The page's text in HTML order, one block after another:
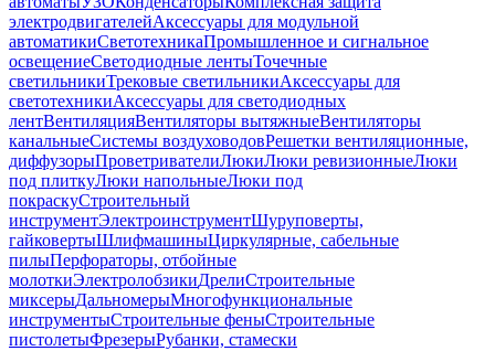
электродвигателейАксессуары для модульной
автоматикиСветотехникаПромышленное и сигнальное
освещениеСветодиодные лентыТочечные
светильникиТрековые светильникиАксессуары для
светотехникиАксессуары для светодиодных
лентВентиляцияВентиляторы вытяжныеВентиляторы
канальныеСистемы воздуховодовРешетки вентиляционные,
диффузорыПроветривателиЛюкиЛюки ревизионныеЛюки
под плиткуЛюки напольныеЛюки под
покраскуСтроительный
инструментЭлектроинструментШуруповерты,
гайковертыШлифмашиныЦиркулярные, сабельные
пилыПерфораторы, отбойные
молоткиЭлектролобзикиДрелиСтроительные
миксерыДальномерыМногофункциональные
инструментыСтроительные феныСтроительные
пистолетыФрезерыРубанки, стамески